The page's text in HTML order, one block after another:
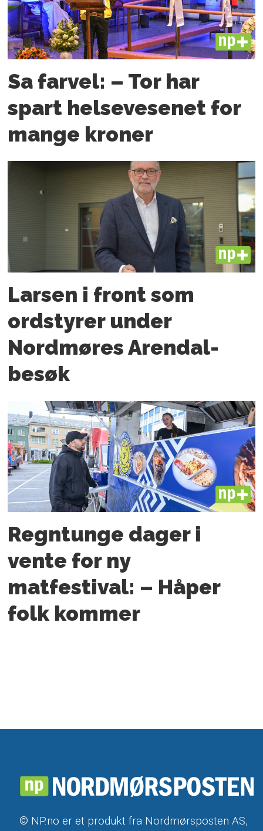
PLUS
Sa farvel: – Tor har
spart helsevesenet for
mange kroner
PLUS
Larsen i front som
ordstyrer under
Nordmøres Arendal-
besøk
PLUS
Regntunge dager i
vente for ny
matfestival: – Håper
folk kommer
© NP.no er et produkt fra Nordmørsposten AS,